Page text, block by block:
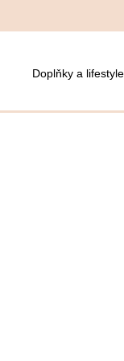
Doplňky a lifestyle